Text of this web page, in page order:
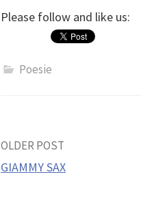
Please follow and like us:
Poesie
Post
OLDER POST
GIAMMY SAX